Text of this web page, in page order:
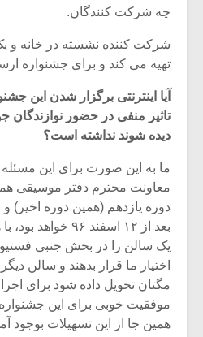
چه شرکت کنندگان.
شرکت کننده نشسته در خانه و
تهیه می کند و برای جشنواره
آیا اینترنتی برگزار شدن این
تاثیر منفی در حضور نوازندگان
دیده شوند نداشته است؟
ما به این صورت برای این مسئله
معاونت محترم دفتر موسیقی
دوره یازدهم (همین دوره اخیر)
بعد از ۱۲ اسفند ۹۶
یک سالن را در بخش جنبی
اختیار ما قرار بدهند و سالن
مگتان تحویل داده شود برای
موفقیت خوبی برای این
همین جا از این تسهیلات بوجود